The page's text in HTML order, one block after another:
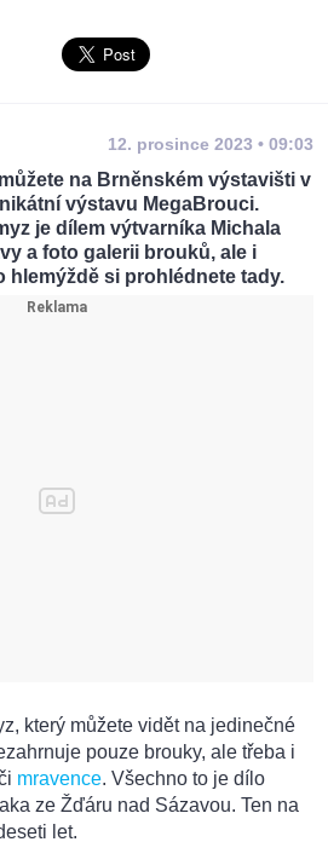
12. prosince 2023 • 09:03
na Brněnském výstavišti v
výstavu MegaBrouci.
je dílem výtvarníka Michala
a foto galerii brouků, ale i
hlemýždě si prohlédnete tady.
který můžete vidět na jedinečné
pouze brouky, ale třeba i
mravence. Všechno to je dílo
ze Žďáru nad Sázavou. Ten na
let.